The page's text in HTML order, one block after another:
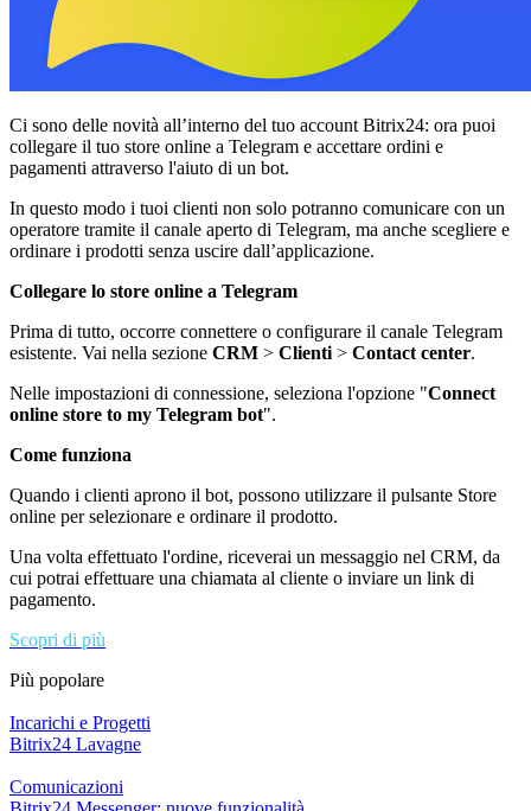
Ci sono delle novità all’interno del tuo account Bitrix24: ora puoi
collegare il tuo store online a Telegram e accettare ordini e
pagamenti attraverso l'aiuto di un bot.
In questo modo i tuoi clienti non solo potranno comunicare con un
operatore tramite il canale aperto di Telegram, ma anche scegliere e
ordinare i prodotti senza uscire dall’applicazione.
Collegare lo store online a Telegram
Prima di tutto, occorre connettere o configurare il canale Telegram
esistente. Vai nella sezione CRM > Clienti> Contact center.
Nelle impostazioni di connessione, seleziona l'opzione "Connect
online store to my Telegram bot".
Come funziona
Quando i clienti aprono il bot, possono utilizzare il pulsante Store
online per selezionare e ordinare il prodotto.
Una volta effettuato l'ordine, riceverai un messaggio nel CRM, da
cui potrai effettuare una chiamata al cliente o inviare un link di
pagamento.
Scopri di più
Più popolare
Incarichi e Progetti
Bitrix24 Lavagne
Comunicazioni